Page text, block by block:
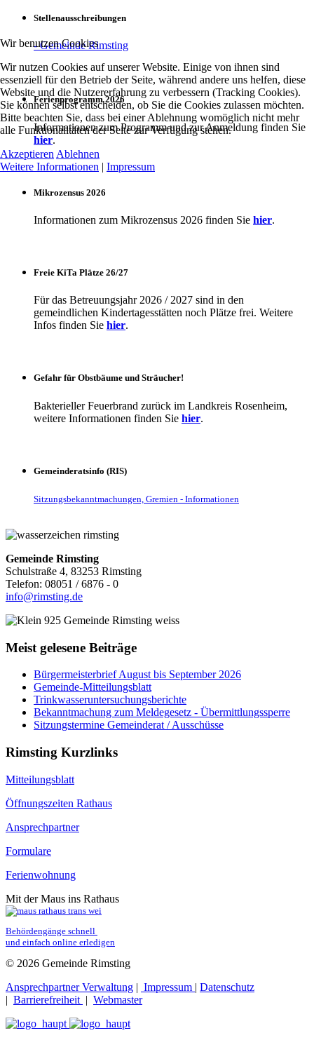
Stellenausschreibungen
- Gemeinde Rimsting
Ferienprogramm 2026
Informationen zum Programm und zur Anmeldung finden Sie
hier.
Mikrozensus 2026
Informationen zum Mikrozensus 2026 finden Sie hier.
Freie KiTa Plätze 26/27
Für das Betreuungsjahr 2026 / 2027 sind in den
gemeindlichen Kindertagesstätten noch Plätze frei. Weitere
Infos finden Sie hier.
Gefahr für Obstbäume und Sträucher!
Bakterieller Feuerbrand zurück im Landkreis Rosenheim,
weitere Informationen finden Sie hier.
Gemeinderatsinfo (RIS)
Sitzungsbekanntmachungen, Gremien - Informationen
Gemeinde Rimsting
Schulstraße 4, 83253 Rimsting
Telefon: 08051 / 6876 - 0
info@rimsting.de
Meist gelesene Beiträge
Bürgermeisterbrief August bis September 2026
Gemeinde-Mitteilungsblatt
Trinkwasseruntersuchungsberichte
Bekanntmachung zum Meldegesetz - Übermittlungssperre
Sitzungstermine Gemeinderat / Ausschüsse
Rimsting Kurzlinks
Mitteilungsblatt
Öffnungszeiten Rathaus
Ansprechpartner
Formulare
Ferienwohnung
Mit der Maus ins Rathaus
Behördengänge schnell
und einfach online erledigen
© 2026 Gemeinde Rimsting
Ansprechpartner Verwaltung | Impressum | Datenschutz
| Barrierefreiheit | Webmaster
Wir benutzen Cookies
Wir nutzen Cookies auf unserer Website. Einige von ihnen sind
essenziell für den Betrieb der Seite, während andere uns helfen, diese
Website und die Nutzererfahrung zu verbessern (Tracking Cookies).
Sie können selbst entscheiden, ob Sie die Cookies zulassen möchten.
Bitte beachten Sie, dass bei einer Ablehnung womöglich nicht mehr
alle Funktionalitäten der Seite zur Verfügung stehen.
Akzeptieren Ablehnen
Weitere Informationen | Impressum